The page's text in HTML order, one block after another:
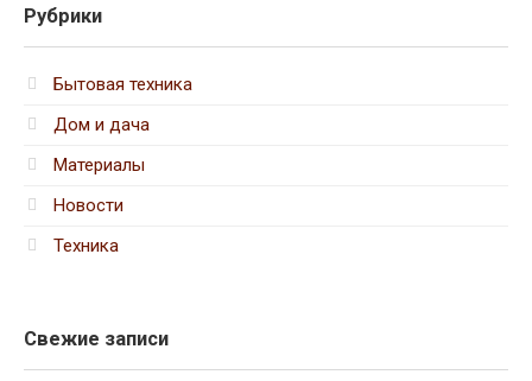
Рубрики
Бытовая техника
Дом и дача
Материалы
Новости
Техника
Свежие записи